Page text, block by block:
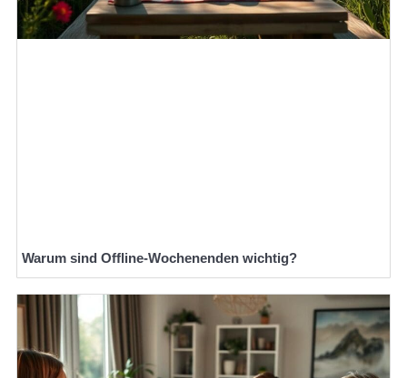
Warum sind Offline-Wochenenden wichtig?